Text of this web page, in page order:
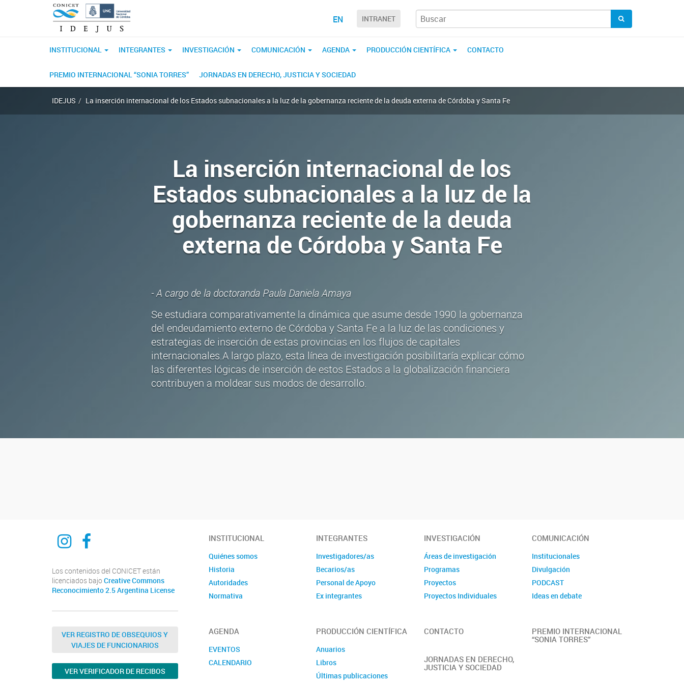
EN INTRANET
INSTITUCIONAL INTEGRANTES INVESTIGACIÓN COMUNICACIÓN AGENDA PRODUCCIÓN CIENTÍFICA CONTACTO
PREMIO INTERNACIONAL “SONIA TORRES” JORNADAS EN DERECHO, JUSTICIA Y SOCIEDAD
IDEJUS La inserción internacional de los Estados subnacionales a la luz de la gobernanza reciente de la deuda externa de Córdoba y Santa Fe
La inserción internacional de los
Estados subnacionales a la luz de la
gobernanza reciente de la deuda
externa de Córdoba y Santa Fe
- A cargo de la doctoranda Paula Daniela Amaya
Se estudiara comparativamente la dinámica que asume desde 1990 la gobernanza
del endeudamiento externo de Córdoba y Santa Fe a la luz de las condiciones y
estrategias de inserción de estas provincias en los flujos de capitales
internacionales.A largo plazo, esta línea de investigación posibilitaría explicar cómo
las diferentes lógicas de inserción de estos Estados a la globalización financiera
contribuyen a moldear sus modos de desarrollo.
Ciencia del derecho y del revesCiencia del derecho y del reves
Los contenidos del CONICET están
licenciados bajo Creative Commons
Reconocimiento 2.5 Argentina License
VER REGISTRO DE OBSEQUIOS Y
VIAJES DE FUNCIONARIOS
VER VERIFICADOR DE RECIBOS
INSTITUCIONAL
Quiénes somos
Historia
Autoridades
Normativa
INTEGRANTES
Investigadores/as
Becarios/as
Personal de Apoyo
Ex integrantes
INVESTIGACIÓN
Áreas de investigación
Programas
Proyectos
Proyectos Individuales
COMUNICACIÓN
Institucionales
Divulgación
PODCAST
Ideas en debate
AGENDA
EVENTOS
CALENDARIO
PRODUCCIÓN CIENTÍFICA
Anuarios
Libros
Últimas publicaciones
CONTACTO
PREMIO INTERNACIONAL
“SONIA TORRES”
JORNADAS EN DERECHO,
JUSTICIA Y SOCIEDAD